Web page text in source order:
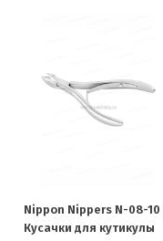
Nippon Nippers N-08-10
Кусачки для кутикулы